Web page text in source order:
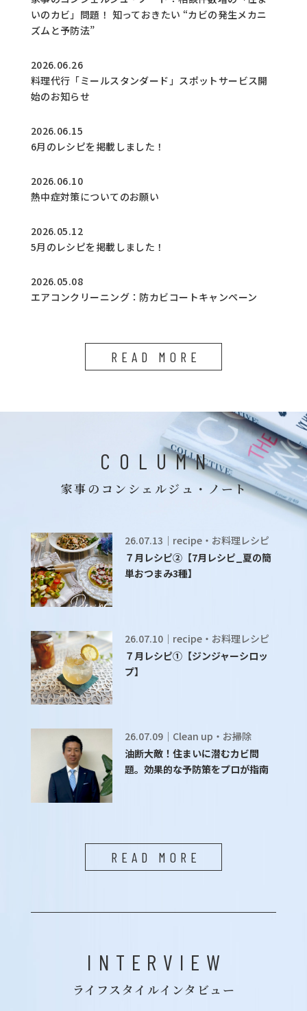
いのカビ」問題！ 知っておきたい “カビの発生メカニ
ズムと予防法”
2026.06.26
料理代行「ミールスタンダード」スポットサービス開
始のお知らせ
2026.06.15
6月のレシピを掲載しました！
2026.06.10
熱中症対策についてのお願い
2026.05.12
5月のレシピを掲載しました！
2026.05.08
エアコンクリーニング：防カビコートキャンペーン
READ MORE
COLUMN
家事のコンシェルジュ・ノート
26.07.13｜recipe・お料理レシピ
７月レシピ②【7月レシピ_夏の簡
単おつまみ3種】
26.07.10｜recipe・お料理レシピ
７月レシピ①【ジンジャーシロッ
プ】
26.07.09｜Clean up・お掃除
油断大敵！住まいに潜むカビ問
題。効果的な予防策をプロが指南
READ MORE
INTERVIEW
ライフスタイルインタビュー